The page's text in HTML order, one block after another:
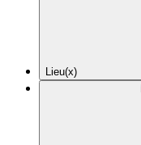
Lieu(x)